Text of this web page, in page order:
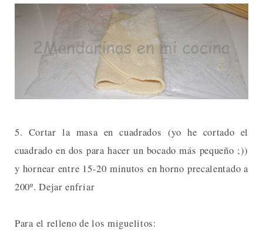
5. Cortar la masa en cuadrados (yo he cortado el
cuadrado en dos para hacer un bocado más pequeño ;))
y hornear entre 15-20 minutos en horno precalentado a
200º. Dejar enfriar
Para el relleno de los miguelitos: